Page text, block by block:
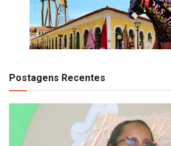
Postagens Recentes